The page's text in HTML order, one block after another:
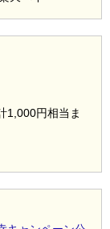
1,000円相当ま